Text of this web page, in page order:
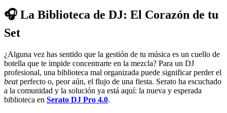
🎧 La Biblioteca de DJ: El Corazón de tu
Set
¿Alguna vez has sentido que la gestión de tu música es un cuello de
botella que te impide concentrarte en la mezcla? Para un DJ
profesional, una biblioteca mal organizada puede significar perder el
beatperfecto o, peor aún, el flujo de una fiesta. Serato ha escuchado
a la comunidad y la solución ya está aquí: la nueva y esperada
biblioteca en Serato DJ Pro 4.0.